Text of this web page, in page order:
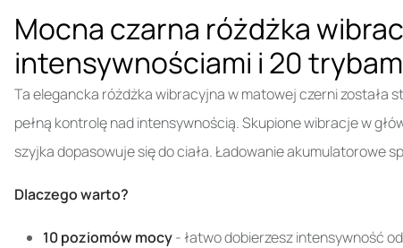
Mocna czarna różdżka
intensywnościami i 20
Ta elegancka różdżka wibracyjna w matowej czerni została
pełną kontrolę nad intensywnością. Skupione wibracje w
szyjka dopasowuje się do ciała. Ładowanie akumulatorowe
Dlaczego warto?
10 poziomów mocy- łatwo dobierzesz intensywność